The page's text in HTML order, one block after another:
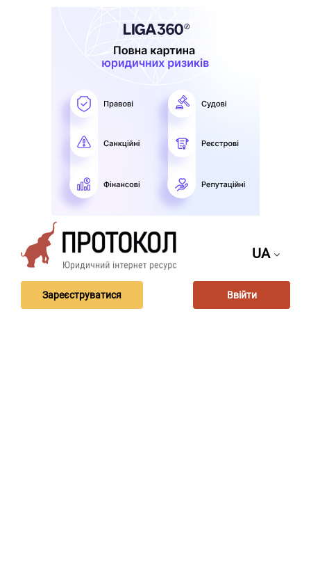
UA
Зареєструватися Ввійти